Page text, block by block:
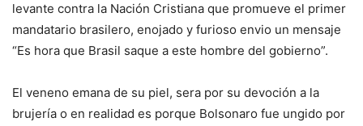
levante contra la Nación Cristiana que promueve el primer
mandatario brasilero, enojado y furioso envio un mensaje
“Es hora que Brasil saque a este hombre del gobierno”.
El veneno emana de su piel, sera por su devoción a la
brujería o en realidad es porque Bolsonaro fue ungido por